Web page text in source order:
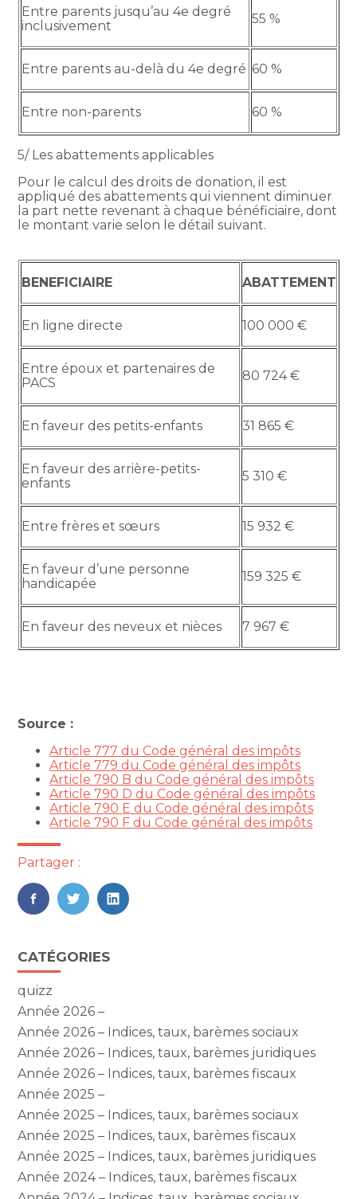
Entre parents jusqu’au 4e degré
inclusivement
55 %
Entre parents au-delà du 4e degré 60 %
Entre non-parents 60 %
5/ Les abattements applicables
Pour le calcul des droits de donation, il est
appliqué des abattements qui viennent diminuer
la part nette revenant à chaque bénéficiaire, dont
le montant varie selon le détail suivant.
BENEFICIAIRE ABATTEMENT
En ligne directe 100 000 €
Entre époux et partenaires de
PACS
80 724 €
En faveur des petits-enfants 31 865 €
En faveur des arrière-petits-
enfants
5 310 €
Entre frères et sœurs 15 932 €
En faveur d’une personne
handicapée
159 325 €
En faveur des neveux et nièces 7 967 €
Source :
Article 777 du Code général des impôts
Article 779 du Code général des impôts
Article 790 B du Code général des impôts
Article 790 D du Code général des impôts
Article 790 E du Code général des impôts
Article 790 F du Code général des impôts
Partager :
FaceBook
TwitterLinkedIn
Blog
sidebar
CATÉGORIES
quizz
Année 2026 –
Année 2026 – Indices, taux, barèmes sociaux
Année 2026 – Indices, taux, barèmes juridiques
Année 2026 – Indices, taux, barèmes fiscaux
Année 2025 –
Année 2025 – Indices, taux, barèmes sociaux
Année 2025 – Indices, taux, barèmes fiscaux
Année 2025 – Indices, taux, barèmes juridiques
Année 2024 – Indices, taux, barèmes fiscaux